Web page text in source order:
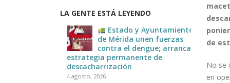
de
No se
en
LA GENTE ESTÁ LEYENDO
Estado y Ayuntamiento
de Mérida unen fuerzas
contra el dengue; arrancan
estrategia permanente de
descacharrización
4 agosto, 2026
2